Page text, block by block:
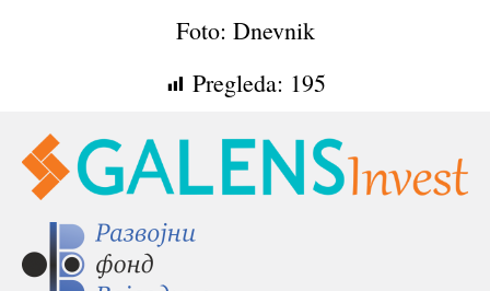
Foto: Dnevnik
Pregleda: 195